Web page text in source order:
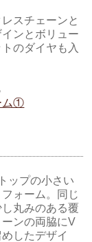
スチェーンと
ンとボリュー
のダイヤも入
ム①
ップの小さい
ォーム。同じ
丸みのある覆
ンの両脇にV
したデザイ